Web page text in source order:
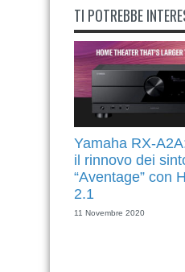
TI POTREBBE
Yamaha RX-
il rinnovo dei
“Aventage” con
2.1
11 Novembre 2020